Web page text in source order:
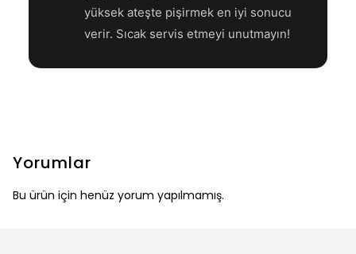
yüksek ateşte pişirmek en iyi sonucu
verir. Sıcak servis etmeyi unutmayın!
Yorumlar
Bu ürün için henüz yorum yapılmamış.